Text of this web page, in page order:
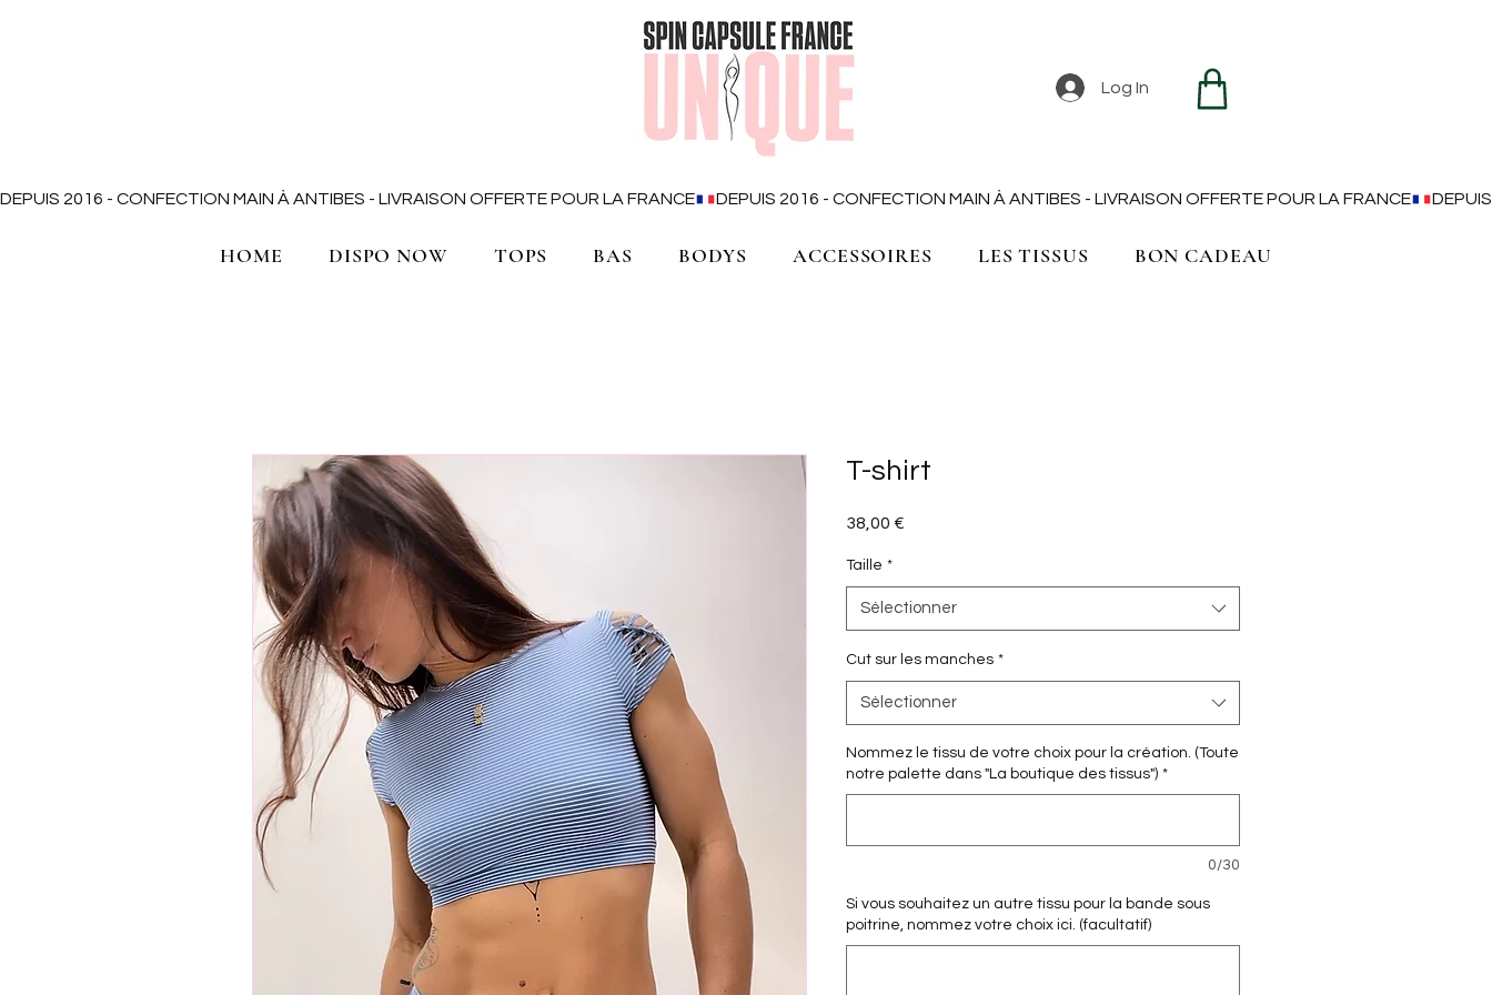
Log In
DEPUIS 2016 - CONFECTION MAIN À ANTIBES - LIVRAISON OFFERTE POUR LA FRANCE
HOME DISPO NOW TOPS BAS BODYS ACCESSOIRES LES TISSUS BON CADEAU
T-shirt
38,00 €
Taille *
Sélectionner
Cut sur les manches *
Sélectionner
Nommez le tissu de votre choix pour la création. (Toute
notre palette dans "La boutique des tissus") *
0/30
Si vous souhaitez un autre tissu pour la bande sous
poitrine, nommez votre choix ici. (facultatif)